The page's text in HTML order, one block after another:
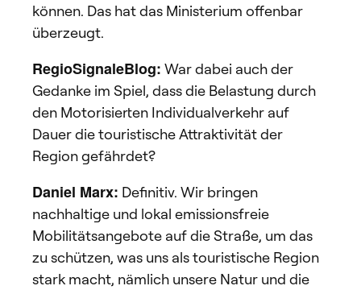
können. Das hat das Ministerium offenbar
überzeugt.
RegioSignaleBlog: War dabei auch der
Gedanke im Spiel, dass die Belastung durch
den Motorisierten Individualverkehr auf
Dauer die touristische Attraktivität der
Region gefährdet?
Daniel Marx: Definitiv. Wir bringen
nachhaltige und lokal emissionsfreie
Mobilitätsangebote auf die Straße, um das
zu schützen, was uns als touristische Region
stark macht, nämlich unsere Natur und die